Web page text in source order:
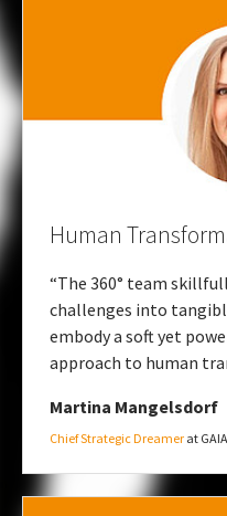
Human
“The 360° team
challenges into
embody a soft yet
approach to human
Martina Mangelsdorf
Chief Strategic Dreamer at